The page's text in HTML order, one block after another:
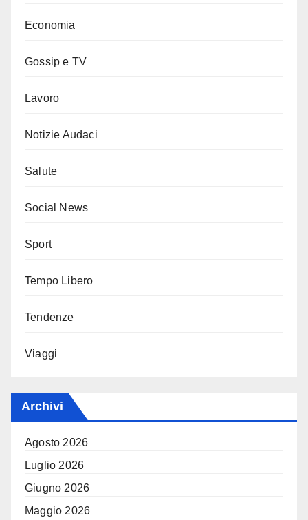
Economia
Gossip e TV
Lavoro
Notizie Audaci
Salute
Social News
Sport
Tempo Libero
Tendenze
Viaggi
Archivi
Agosto 2026
Luglio 2026
Giugno 2026
Maggio 2026